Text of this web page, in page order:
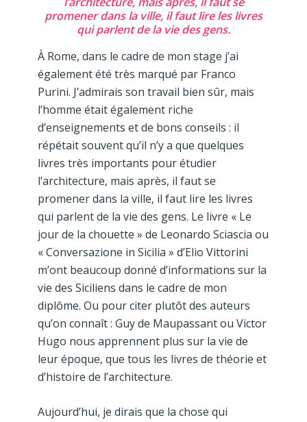
promener dans la ville, il faut lire les livres
qui parlent de la vie des gens.
À Rome, dans le cadre de mon stage j’ai
également été très marqué par Franco
Purini. J’admirais son travail bien sûr, mais
l’homme était également riche
d’enseignements et de bons conseils : il
répétait souvent qu’il n’y a que quelques
livres très importants pour étudier
l’architecture, mais après, il faut se
promener dans la ville, il faut lire les livres
qui parlent de la vie des gens. Le livre « Le
jour de la chouette » de Leonardo Sciascia ou
« Conversazione in Sicilia » d’Elio Vittorini
m’ont beaucoup donné d’informations sur la
vie des Siciliens dans le cadre de mon
diplôme. Ou pour citer plutôt des auteurs
qu’on connaît : Guy de Maupassant ou Victor
Hugo nous apprennent plus sur la vie de
leur époque, que tous les livres de théorie et
d’histoire de l’architecture.
Aujourd’hui, je dirais que la chose qui